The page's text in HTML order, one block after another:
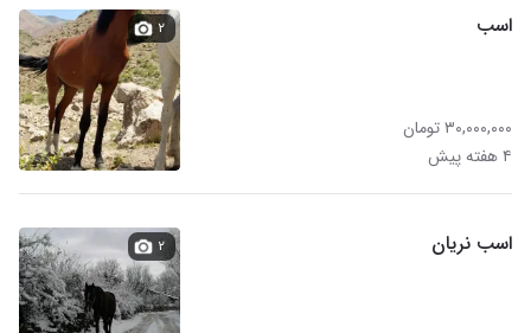
اسب
۳۰,۰۰۰,۰۰۰ تومان
۴ هفته پیش
۲
اسب نریان ۲